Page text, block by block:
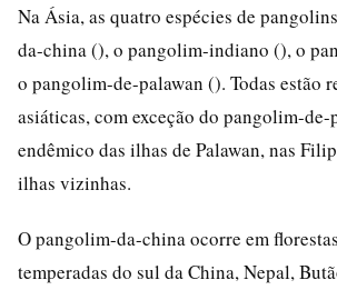
Na Ásia, as quatro espécies de
da-china (), o pangolim-indiano (), o
o pangolim-de-palawan (). Todas estão
asiáticas, com exceção do pangolim-de-
endêmico das ilhas de Palawan, nas
ilhas vizinhas.
O pangolim-da-china ocorre em
temperadas do sul da China, Nepal,